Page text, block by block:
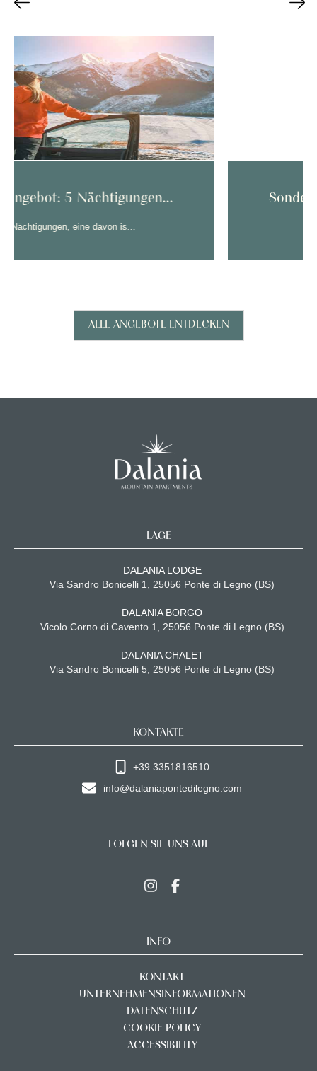
Sonderangebot: 7 Nächtigungen...
ALLE ANGEBOTE ENTDECKEN
LAGE
DALANIA LODGE
Via Sandro Bonicelli 1, 25056 Ponte di Legno (BS)
DALANIA BORGO
Vicolo Corno di Cavento 1, 25056 Ponte di Legno (BS)
DALANIA CHALET
Via Sandro Bonicelli 5, 25056 Ponte di Legno (BS)
KONTAKTE
+39 3351816510
info@dalaniapontedilegno.com
FOLGEN SIE UNS AUF
INFO
KONTAKT
UNTERNEHMENSINFORMATIONEN
DATENSCHUTZ
COOKIE POLICY
ACCESSIBILITY